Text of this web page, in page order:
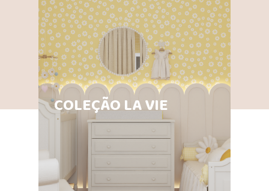
COLEÇÃO LA VIE